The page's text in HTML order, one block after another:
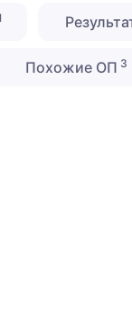
Похожие ОП 3